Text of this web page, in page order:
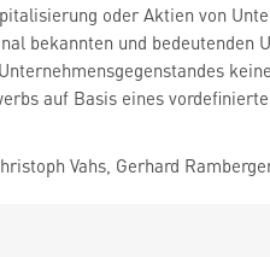
oder Aktien von
bekannten und
auf Basis eines
Vahs, Gerhard